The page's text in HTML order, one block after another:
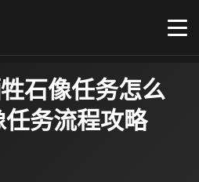
石像任务怎么
务流程攻略